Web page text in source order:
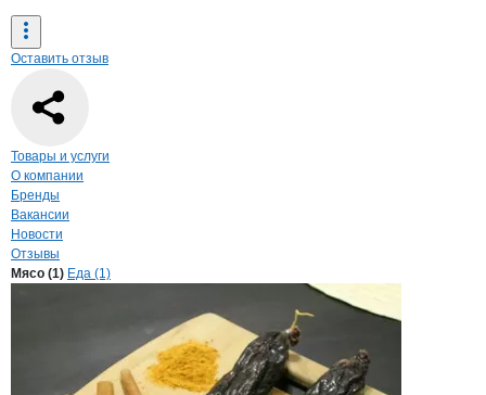
Оставить отзыв
Навигация по странице
Товары и услуги
О компании
Бренды
Вакансии
Новости
Отзывы
ПродукцияПиликов Михаил
Навигация по продуктам
Мясо (1) Еда (1)